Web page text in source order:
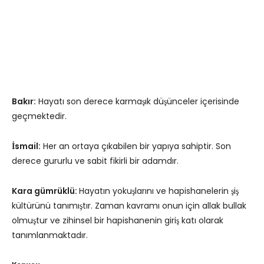
Bakır: Hayatı son derece karmaşık düşünceler içerisinde
geçmektedir.
İsmail: Her an ortaya çıkabilen bir yapıya sahiptir. Son
derece gururlu ve sabit fikirli bir adamdır.
Kara gümrüklü: Hayatın yokuşlarını ve hapishanelerin şiş
kültürünü tanımıştır. Zaman kavramı onun için allak bullak
olmuştur ve zihinsel bir hapishanenin giriş katı olarak
tanımlanmaktadır.